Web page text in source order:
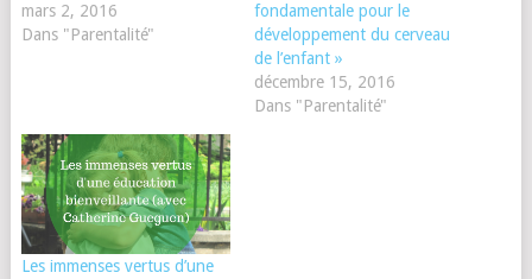
mars 2, 2016
Dans "Parentalité"
fondamentale pour le
développement du cerveau
de l’enfant »
décembre 15, 2016
Dans "Parentalité"
Les immenses vertus d’une